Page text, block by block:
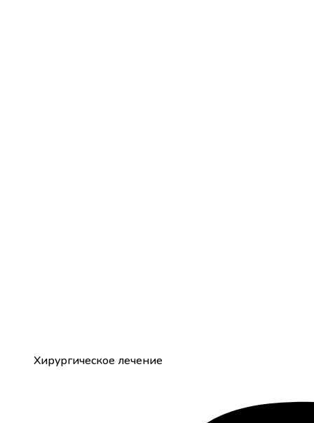
Хирургическое лечение